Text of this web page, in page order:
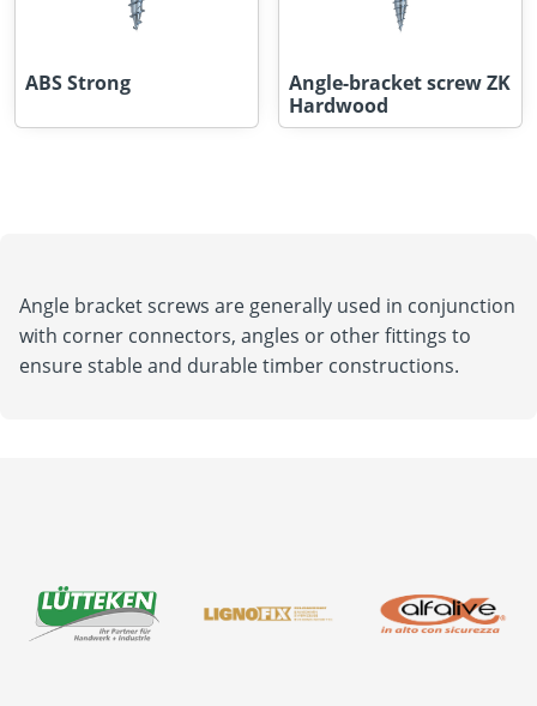
ABS Strong
Angle-bracket screw ZK
Hardwood
Angle bracket screws are generally used in conjunction
with corner connectors, angles or other fittings to
ensure stable and durable timber constructions.